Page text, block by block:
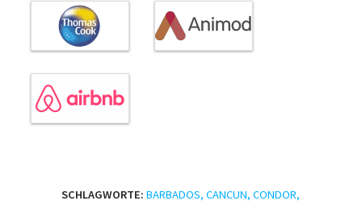
SCHLAGWORTE: BARBADOS,CANCUN,CONDOR,